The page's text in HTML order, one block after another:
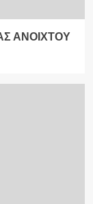
ΑΝΟΙΧΤΟΥ